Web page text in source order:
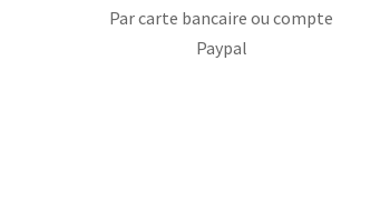
Par carte bancaire ou compte
Paypal